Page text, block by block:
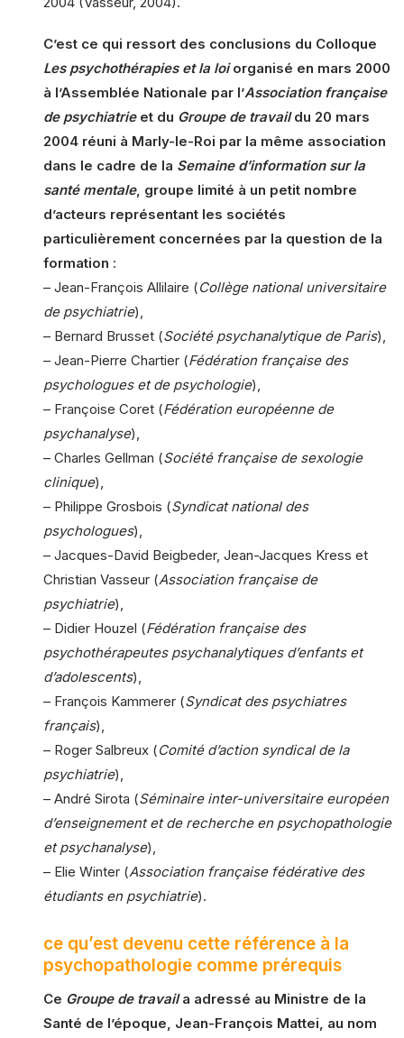
C’est ce qui ressort des conclusions du Colloque
Les psychothérapies et la loiorganisé en mars 2000
à l’Assemblée Nationale par l’Association française
de psychiatrieet du Groupe de travaildu 20 mars
2004 réuni à Marly-le-Roi par la même association
dans le cadre de la Semaine d’information sur la
santé mentale, groupe limité à un petit nombre
d’acteurs représentant les sociétés
particulièrement concernées par la question de la
formation :
– Jean-François Allilaire (Collège national universitaire
de psychiatrie),
– Bernard Brusset (Société psychanalytique de Paris),
– Jean-Pierre Chartier (Fédération française des
psychologues et de psychologie),
– Françoise Coret (Fédération européenne de
psychanalyse),
– Charles Gellman (Société française de sexologie
clinique),
– Philippe Grosbois (Syndicat national des
psychologues),
– Jacques-David Beigbeder, Jean-Jacques Kress et
Christian Vasseur (Association française de
psychiatrie),
– Didier Houzel (Fédération française des
psychothérapeutes psychanalytiques d’enfants et
d’adolescents),
– François Kammerer (Syndicat des psychiatres
français),
– Roger Salbreux (Comité d’action syndical de la
psychiatrie),
– André Sirota (Séminaire inter-universitaire européen
d’enseignement et de recherche en psychopathologie
et psychanalyse),
– Elie Winter (Association française fédérative des
étudiants en psychiatrie).
ce qu’est devenu cette référence à la
psychopathologie comme prérequis
Ce Groupe de travaila adressé au Ministre de la
Santé de l’époque, Jean-François Mattei, au nom